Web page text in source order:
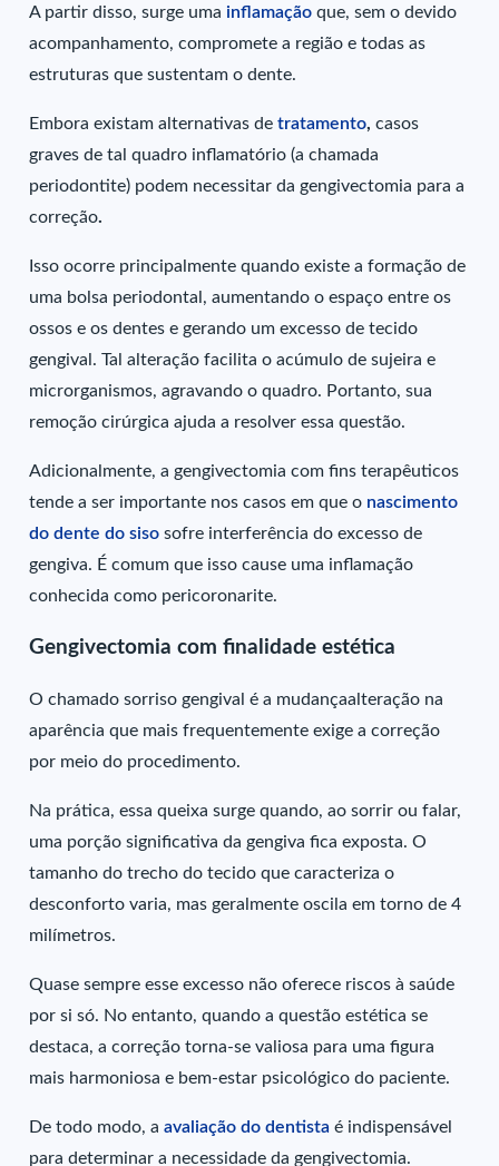
A partir disso, surge uma inflamação que, sem o devido
acompanhamento, compromete a região e todas as
estruturas que sustentam o dente.
Embora existam alternativas detratamento,casos
graves de tal quadro inflamatório (a chamada
periodontite) podem necessitar da gengivectomia para a
correção.
Isso ocorre principalmente quando existe a formação de
uma bolsa periodontal, aumentando o espaço entre os
ossos e os dentes e gerando um excesso de tecido
gengival. Tal alteração facilita o acúmulo de sujeira e
microrganismos, agravando o quadro. Portanto, sua
remoção cirúrgica ajuda a resolver essa questão.
Adicionalmente, a gengivectomia com fins terapêuticos
tende a ser importante nos casos em que o nascimento
do dente do siso sofre interferência do excesso de
gengiva. É comum que isso cause uma inflamação
conhecida como pericoronarite.
Gengivectomia com finalidade estética
O chamado sorriso gengival é a mudançaalteração na
aparência que mais frequentemente exige a correção
por meio do procedimento.
Na prática, essa queixa surge quando, ao sorrir ou falar,
uma porção significativa da gengiva fica exposta. O
tamanho do trecho do tecido que caracteriza o
desconforto varia, mas geralmente oscila em torno de 4
milímetros.
Quase sempre esse excesso não oferece riscos à saúde
por si só. No entanto, quando a questão estética se
destaca, a correção torna-se valiosa para uma figura
mais harmoniosa e bem-estar psicológico do paciente.
De todo modo, aavaliação do dentista é indispensável
para determinar a necessidade da gengivectomia.